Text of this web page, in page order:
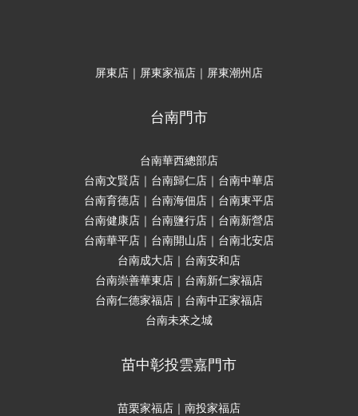
屏東店｜屏東家福店｜屏東潮州店
台南門市
台南華西總部店
台南文賢店｜台南歸仁店｜台南中華店
台南育德店｜台南海佃店｜台南東平店
台南健康店｜台南鹽行店｜台南新營店
台南華平店｜台南開山店｜台南北安店
台南成大店｜台南安和店
台南崇善華東店｜台南新仁家福店
台南仁德家福店｜台南中正家福店
台南未來之城
苗中彰投雲嘉門市
苗栗家福店｜南投家福店